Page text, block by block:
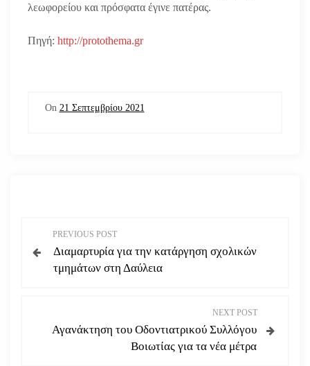
λεωφορείου και πρόσφατα έγινε πατέρας.
Πηγή: http://protothema.gr
On 21 Σεπτεμβρίου 2021
λ
PREVIOUS POST
Διαμαρτυρία για την κατάργηση σχολικών
τμημάτων στη Δαύλεια
NEXT POST
Αγανάκτηση του Οδοντιατρικού Συλλόγου
Βοιωτίας για τα νέα μέτρα